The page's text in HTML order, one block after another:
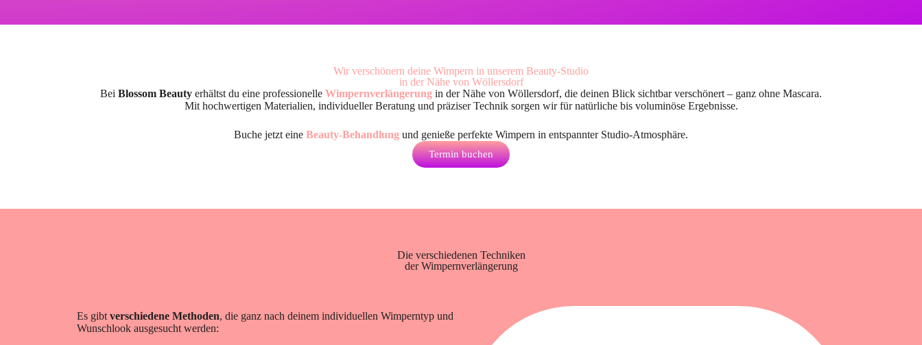
Wir verschönern deine Wimpern in unserem Beauty-Studio
in der Nähe von Wöllersdorf
Bei Blossom Beauty erhältst du eine professionelle Wimpernverlängerung in der Nähe von Wöllersdorf, die deinen Blick sichtbar verschönert – ganz ohne Mascara.
Mit hochwertigen Materialien, individueller Beratung und präziser Technik sorgen wir für natürliche bis voluminöse Ergebnisse.
Buche jetzt eine Beauty-Behandlung und genieße perfekte Wimpern in entspannter Studio-Atmosphäre.
Termin buchen
Die verschiedenen Techniken
der Wimpernverlängerung
Es gibtverschiedene Methoden, die ganz nach deinem individuellen Wimperntyp und
Wunschlook ausgesucht werden: